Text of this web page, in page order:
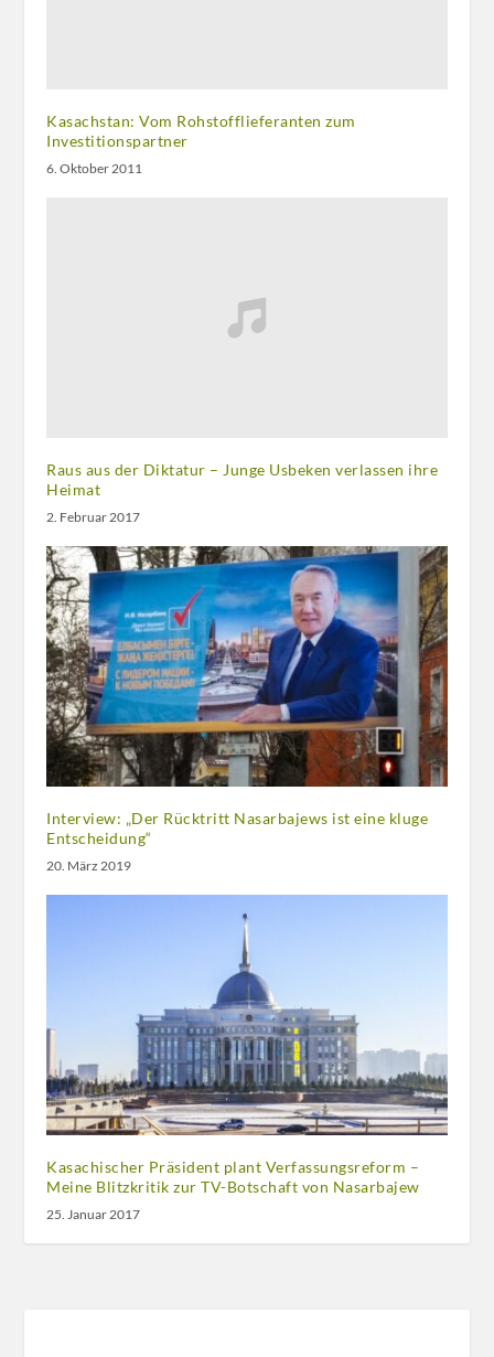
Kasachstan: Vom Rohstofflieferanten zum
Investitionspartner
6. Oktober 2011
Raus aus der Diktatur – Junge Usbeken verlassen ihre
Heimat
2. Februar 2017
Interview: „Der Rücktritt Nasarbajews ist eine kluge
Entscheidung“
20. März 2019
Kasachischer Präsident plant Verfassungsreform –
Meine Blitzkritik zur TV-Botschaft von Nasarbajew
25. Januar 2017